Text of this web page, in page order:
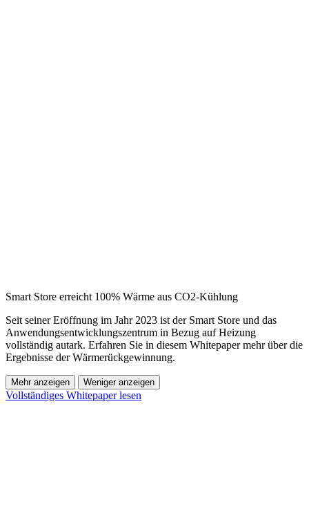
Smart Store erreicht 100% Wärme aus CO2-Kühlung
Seit seiner Eröffnung im Jahr 2023 ist der Smart Store und das
Anwendungsentwicklungszentrum in Bezug auf Heizung
vollständig autark. Erfahren Sie in diesem Whitepaper mehr über die
Ergebnisse der Wärmerückgewinnung.
Mehr anzeigen Weniger anzeigen
Vollständiges Whitepaper lesen